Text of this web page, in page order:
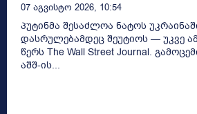
07 Აგვისტო 2026, 10:54
პუტინმა შესაძლოა ნატოს
დასრულებამდეც შეუტიოს — უკვე
წერს The Wall Street Journal.
აშშ-ის...